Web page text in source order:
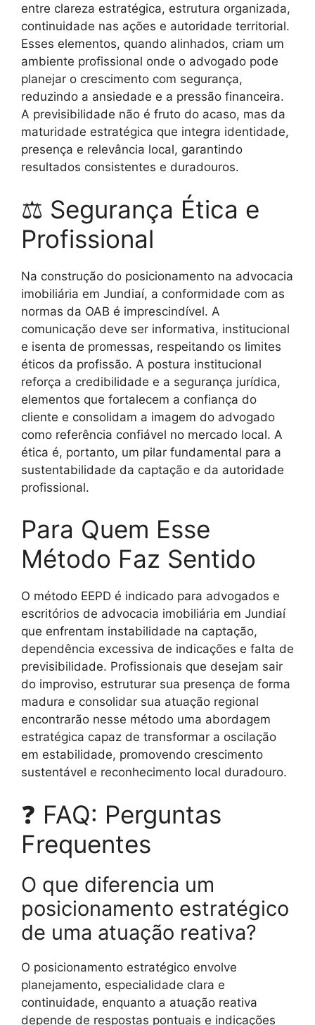
entre clareza estratégica, estrutura organizada,
continuidade nas ações e autoridade territorial.
Esses elementos, quando alinhados, criam um
ambiente profissional onde o advogado pode
planejar o crescimento com segurança,
reduzindo a ansiedade e a pressão financeira.
A previsibilidade não é fruto do acaso, mas da
maturidade estratégica que integra identidade,
presença e relevância local, garantindo
resultados consistentes e duradouros.
⚖ Segurança Ética e
Profissional
Na construção do posicionamento na advocacia
imobiliária em Jundiaí, a conformidade com as
normas da OAB é imprescindível. A
comunicação deve ser informativa, institucional
e isenta de promessas, respeitando os limites
éticos da profissão. A postura institucional
reforça a credibilidade e a segurança jurídica,
elementos que fortalecem a confiança do
cliente e consolidam a imagem do advogado
como referência confiável no mercado local. A
ética é, portanto, um pilar fundamental para a
sustentabilidade da captação e da autoridade
profissional.
Para Quem Esse
Método Faz Sentido
O método EEPD é indicado para advogados e
escritórios de advocacia imobiliária em Jundiaí
que enfrentam instabilidade na captação,
dependência excessiva de indicações e falta de
previsibilidade. Profissionais que desejam sair
do improviso, estruturar sua presença de forma
madura e consolidar sua atuação regional
encontrarão nesse método uma abordagem
estratégica capaz de transformar a oscilação
em estabilidade, promovendo crescimento
sustentável e reconhecimento local duradouro.
❓ FAQ: Perguntas
Frequentes
O que diferencia um
posicionamento estratégico
de uma atuação reativa?
O posicionamento estratégico envolve
planejamento, especialidade clara e
continuidade, enquanto a atuação reativa
depende de respostas pontuais e indicações